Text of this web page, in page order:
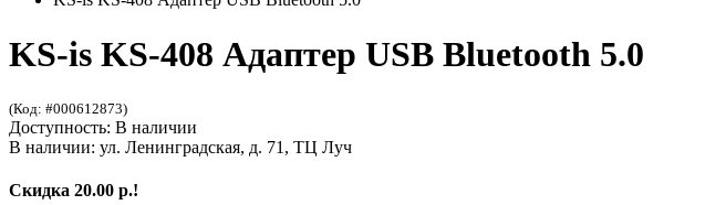
KS-is KS-408 Адаптер USB Bluetooth 5.0
(Код: #000612873)
Доступность: В наличии
В наличии: ул. Ленинградская, д. 71, ТЦ Луч
Скидка 20.00 р.!